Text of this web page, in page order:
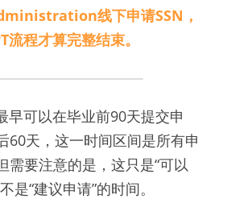
线下申请SSN，
流程才算完整结束。
早可以在毕业前90天提交申
60天，这一时间区间是所有申
需要注意的是，这只是“可以
是“建议申请”的时间。